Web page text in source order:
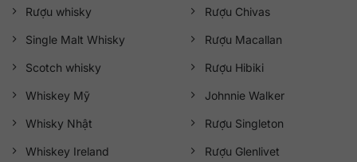
Rượu whisky
Single Malt Whisky
Scotch whisky
Whiskey Mỹ
Whisky Nhật
Whiskey Ireland
Rượu Chivas
Rượu Macallan
Rượu Hibiki
Johnnie Walker
Rượu Singleton
Rượu Glenlivet